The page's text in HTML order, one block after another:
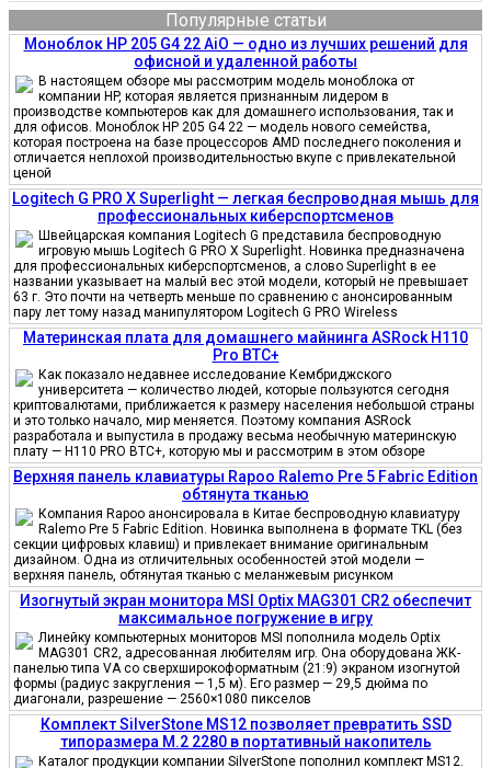
Популярные статьи
Моноблок HP 205 G4 22 AiO — одно из лучших решений для
офисной и удаленной работы
В настоящем обзоре мы рассмотрим модель моноблока от
компании HP, которая является признанным лидером в
производстве компьютеров как для домашнего использования, так и
для офисов. Моноблок HP 205 G4 22 — модель нового семейства,
которая построена на базе процессоров AMD последнего поколения и
отличается неплохой производительностью вкупе с привлекательной
ценой
Logitech G PRO X Superlight — легкая беспроводная мышь для
профессиональных киберспортсменов
Швейцарская компания Logitech G представила беспроводную
игровую мышь Logitech G PRO X Superlight. Новинка предназначена
для профессиональных киберспортсменов, а слово Superlight в ее
названии указывает на малый вес этой модели, который не превышает
63 г. Это почти на четверть меньше по сравнению с анонсированным
пару лет тому назад манипулятором Logitech G PRO Wireless
Материнская плата для домашнего майнинга ASRock H110
Pro BTC+
Как показало недавнее исследование Кембриджского
университета — количество людей, которые пользуются сегодня
криптовалютами, приближается к размеру населения небольшой страны
и это только начало, мир меняется. Поэтому компания ASRock
разработала и выпустила в продажу весьма необычную материнскую
плату — H110 PRO BTC+, которую мы и рассмотрим в этом обзоре
Верхняя панель клавиатуры Rapoo Ralemo Pre 5 Fabric Edition
обтянута тканью
Компания Rapoo анонсировала в Китае беспроводную клавиатуру
Ralemo Pre 5 Fabric Edition. Новинка выполнена в формате TKL (без
секции цифровых клавиш) и привлекает внимание оригинальным
дизайном. Одна из отличительных особенностей этой модели —
верхняя панель, обтянутая тканью с меланжевым рисунком
Изогнутый экран монитора MSI Optix MAG301 CR2 обеспечит
максимальное погружение в игру
Линейку компьютерных мониторов MSI пополнила модель Optix
MAG301 CR2, адресованная любителям игр. Она оборудована ЖК-
панелью типа VA со сверхширокоформатным (21:9) экраном изогнутой
формы (радиус закругления — 1,5 м). Его размер — 29,5 дюйма по
диагонали, разрешение — 2560×1080 пикселов
Комплект SilverStone MS12 позволяет превратить SSD
типоразмера M.2 2280 в портативный накопитель
Каталог продукции компании SilverStone пополнил комплект MS12.